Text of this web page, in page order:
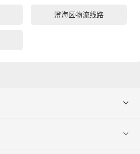
澄海区物流线路